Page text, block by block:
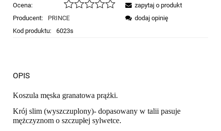
Ocena:
Producent:
PRINCE
Kod produktu:
6023s
zapytaj o produkt
dodaj opinię
OPIS
Koszula męska granatowa prążki.
Krój slim (wyszczuplony)- dopasowany w talii pasuje
mężczyznom o szczupłej sylwetce.